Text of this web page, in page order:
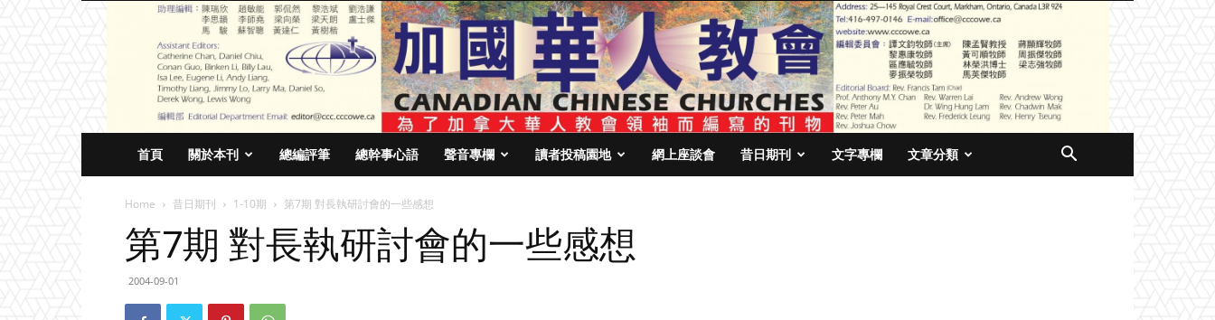
首頁 關於本刊 總編評筆 總幹事心語 聲音專欄 讀者投稿園地 網上座談會 昔日期刊 文字專欄 文章分類
Home 昔日期刊 1-10期 第7期 對長執研討會的一些感想
第7期 對長執研討會的一些感想
2004-09-01